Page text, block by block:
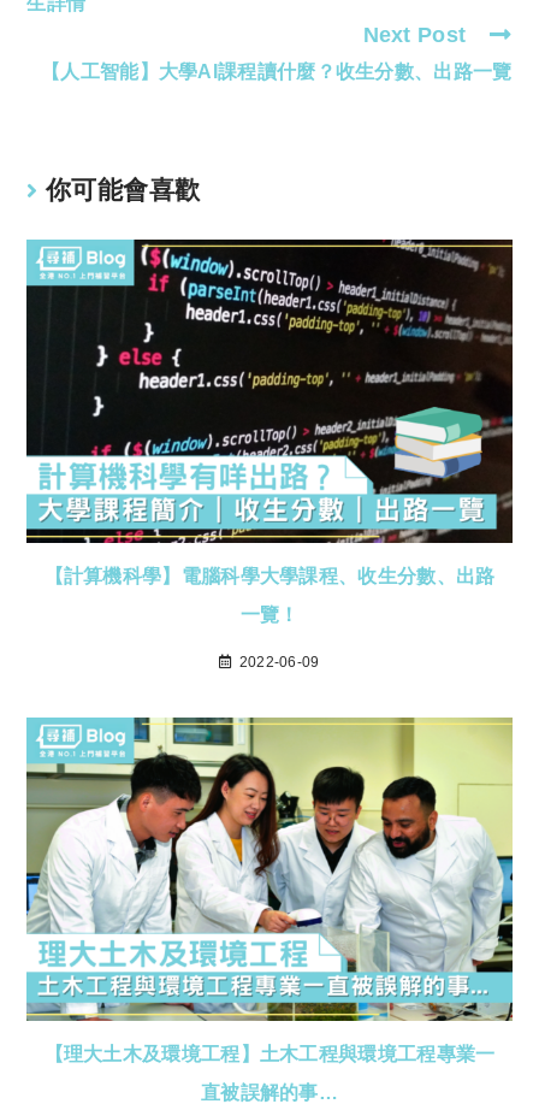
Next Post
【人工智能】大學AI課程讀什麼？收生分數、出路一覽
你可能會喜歡
【計算機科學】電腦科學大學課程、收生分數、出路
一覽！
2022-06-09
【理大土木及環境工程】土木工程與環境工程專業一
直被誤解的事…